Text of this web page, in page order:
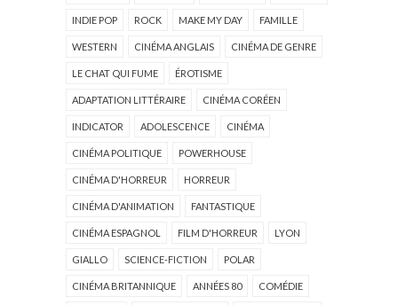
INDIE POP ROCK MAKE MY DAY FAMILLE
WESTERN CINÉMA ANGLAIS CINÉMA DE GENRE
LE CHAT QUI FUME ÉROTISME
ADAPTATION LITTÉRAIRE CINÉMA CORÉEN
INDICATOR ADOLESCENCE CINÉMA
CINÉMA POLITIQUE POWERHOUSE
CINÉMA D'HORREUR HORREUR
CINÉMA D'ANIMATION FANTASTIQUE
CINÉMA ESPAGNOL FILM D'HORREUR LYON
GIALLO SCIENCE-FICTION POLAR
CINÉMA BRITANNIQUE ANNÉES 80 COMÉDIE